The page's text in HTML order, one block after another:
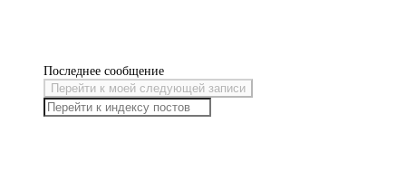
Последнее сообщение
Перейти к моей следующей записи